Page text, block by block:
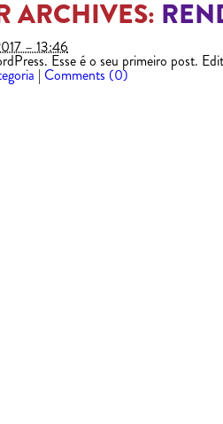
ARCHIVES:
– 13:46
Esse é o seu primeiro post.
| Comments (0)